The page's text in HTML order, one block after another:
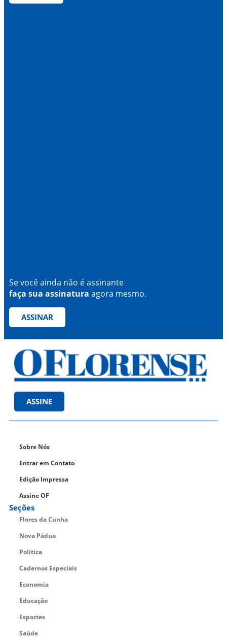
Se você ainda não é assinante
faça sua assinatura agora mesmo.
ASSINAR
ASSINE
Sobre Nós
Entrar em Contato
Edição Impressa
Assine OF
Seções
Flores da Cunha
Nova Pádua
Política
Cadernos Especiais
Economia
Educação
Esportes
Saúde